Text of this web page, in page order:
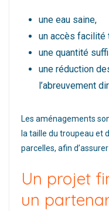
une eau saine,
un accès facilité
une quantité
une réduction
l’abreuvement
Les aménagements
la taille du troupeau et
parcelles, afin
Un projet
un